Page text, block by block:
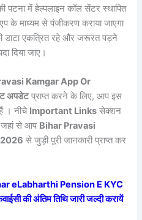
की पटना में हेल्पलाइन कॉल सेंटर स्थापित
एप के माध्यम से पंजीकरण कराया जाएगा
डाटा एकत्रित रहे और जरूरत पड़ने
दिया जाए।
Kamgar App Or
अपडेटप्राप्त करने के लिए, आप इस
। नीचे Important Links सेक्शन
से आप Bihar Pravasi
से जुड़ी पूरी जानकारी प्राप्त कर
eLabharthi Pension E KYC
की अंतिम तिथि जारी जल्दी करायें